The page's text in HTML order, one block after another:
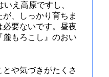
え高原ですし、
、しっかり育ちま
要ないです。昼夜
もろこし』のおい
や気づきがたくさ